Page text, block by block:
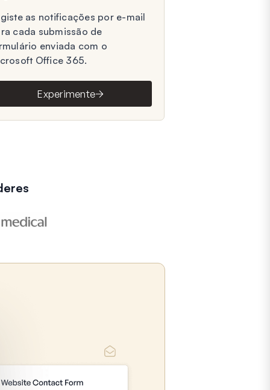
as notificações por e-mail
cada submissão de
enviada com o
Office 365.
Experimente